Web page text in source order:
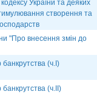
України та деяких
створення та
"Про внесення змін до
(ч.І)
(ч.ІІ)